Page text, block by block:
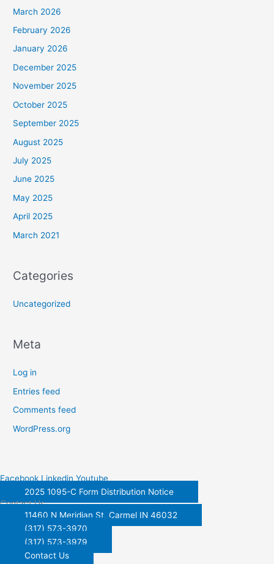
March 2026
February 2026
January 2026
December 2025
November 2025
October 2025
September 2025
August 2025
July 2025
June 2025
May 2025
April 2025
March 2021
Categories
Uncategorized
Meta
Log in
Entries feed
Comments feed
WordPress.org
Facebook Linkedin Youtube
2025 1095-C Form Distribution Notice
Contact Us
11460 N Meridian St, Carmel IN 46032
(317) 573-3970
(317) 573-3979
Contact Us